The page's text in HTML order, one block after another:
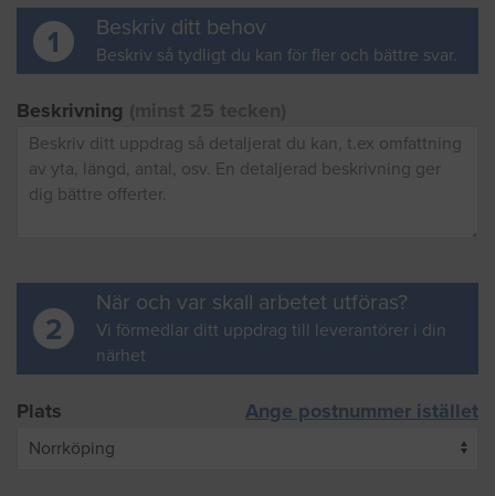
1 Beskriv ditt behov
Beskriv så tydligt du kan för fler och bättre svar.
Beskrivning
2
När och var skall arbetet utföras?
Vi förmedlar ditt uppdrag till leverantörer i din
närhet
Plats Ange postnummer istället